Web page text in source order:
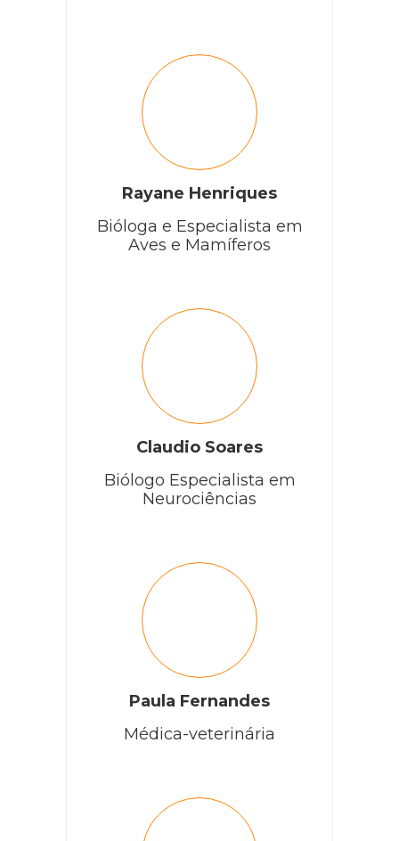
Rayane Henriques
Bióloga e Especialista em
Aves e Mamíferos
Claudio Soares
Biólogo Especialista em
Neurociências
Paula Fernandes
Médica-veterinária